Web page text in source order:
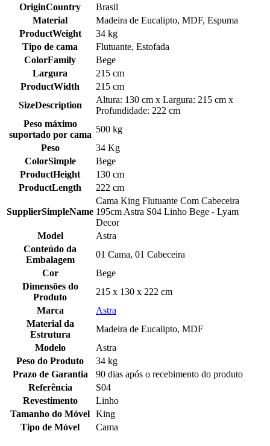
OriginCountry
Brasil
Material
Madeira de Eucalipto, MDF, Espuma
ProductWeight
34 kg
Tipo de cama
Flutuante, Estofada
ColorFamily
Bege
Largura
215 cm
ProductWidth
215 cm
SizeDescription
Altura: 130 cm x Largura: 215 cm x
Profundidade: 222 cm
Peso máximo
suportado por cama
500 kg
Peso
34 Kg
ColorSimple
Bege
ProductHeight
130 cm
ProductLength
222 cm
SupplierSimpleName
Cama King Flutuante Com Cabeceira
195cm Astra S04 Linho Bege - Lyam
Decor
Model
Astra
Conteúdo da
Embalagem
01 Cama, 01 Cabeceira
Cor
Bege
Dimensões do
Produto
215 x 130 x 222 cm
Marca
Astra
Material da
Estrutura
Madeira de Eucalipto, MDF
Modelo
Astra
Peso do Produto
34 kg
Prazo de Garantia
90 dias após o recebimento do produto
Referência
S04
Revestimento
Linho
Tamanho do Móvel King
Tipo de Móvel
Cama